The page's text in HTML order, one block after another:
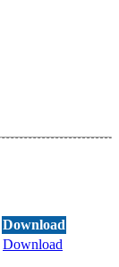
Download
Download